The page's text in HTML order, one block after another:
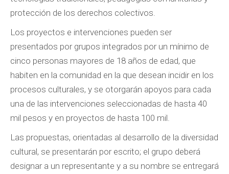
protección de los derechos colectivos.
Los proyectos e intervenciones pueden ser
presentados por grupos integrados por un mínimo de
cinco personas mayores de 18 años de edad, que
habiten en la comunidad en la que desean incidir en los
procesos culturales, y se otorgarán apoyos para cada
una de las intervenciones seleccionadas de hasta 40
mil pesos y en proyectos de hasta 100 mil.
Las propuestas, orientadas al desarrollo de la diversidad
cultural, se presentarán por escrito; el grupo deberá
designar a un representante y a su nombre se entregará